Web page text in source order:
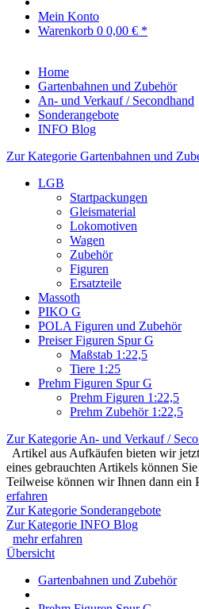
Mein Konto
Warenkorb 0 0,00 € *
Home
Gartenbahnen und Zubehör
An- und Verkauf / Secondhand
Sonderangebote
INFO Blog
Zur Kategorie Gartenbahnen und
LGB
Startpackungen
Gleismaterial
Lokomotiven
Wagen
Zubehör
Figuren
Ersatzteile
Massoth
PIKO G
POLA Figuren und Zubehör
Preiser Figuren Spur G
Maßstab 1:22,5
Tiere 1:25
Prehm Figuren Spur G
Prehm Figuren 1:22,5
Prehm Zubehör 1:22,5
Zur Kategorie An- und Verkauf /
Artikel aus Aufkäufen bieten wir
eines gebrauchten Artikels können
Teilweise können wir Ihnen dann ein
erfahren
Zur Kategorie Sonderangebote
Zur Kategorie INFO Blog
mehr erfahren
Übersicht
Gartenbahnen und Zubehör